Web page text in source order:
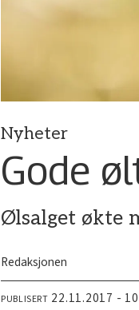
Nyheter
Gode
Ølsalget økte
Redaksjonen
PUBLISERT 22.11.2017 -